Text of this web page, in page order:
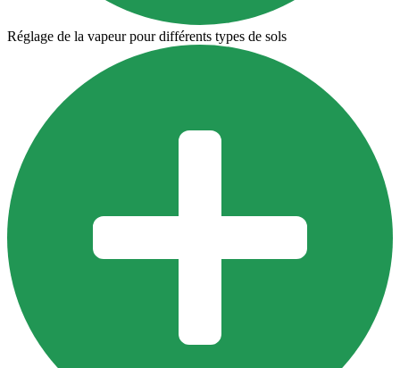
Réglage de la vapeur pour différents types de sols